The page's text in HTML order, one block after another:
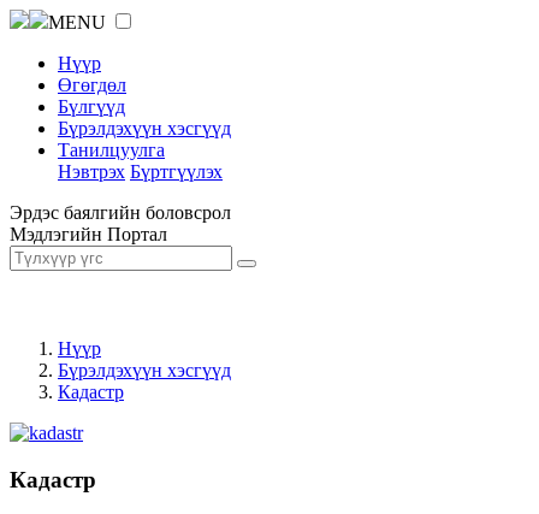
MENU
Нүүр
Өгөгдөл
Бүлгүүд
Бүрэлдэхүүн хэсгүүд
Танилцуулга
Нэвтрэх Бүртгүүлэх
Эрдэс баялгийн боловсрол
Мэдлэгийн Портал
Нүүр
Бүрэлдэхүүн хэсгүүд
Кадастр
Кадастр